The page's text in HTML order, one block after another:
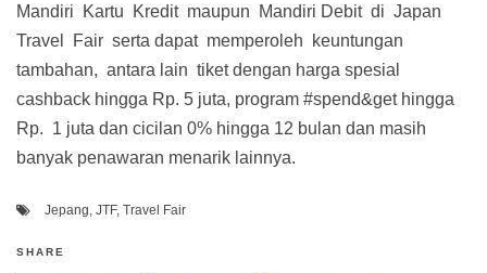
Mandiri Kartu Kredit maupun Mandiri Debit di Japan
Travel Fair serta dapat memperoleh keuntungan
tambahan, antara lain tiket dengan harga spesial
cashback hingga Rp. 5 juta, program #spend&get hingga
Rp. 1 juta dan cicilan 0% hingga 12 bulan dan masih
banyak penawaran menarik lainnya.
Jepang, JTF, Travel Fair
SHARE